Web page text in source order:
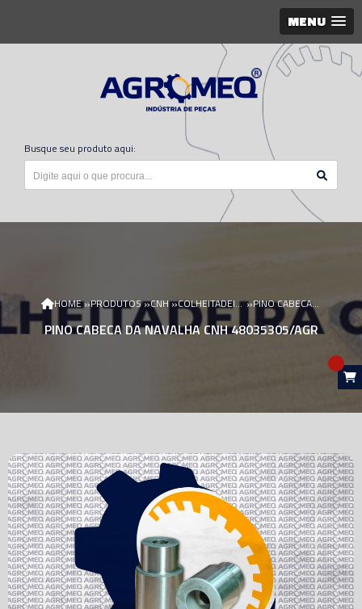
MENU
Busque seu produto aqui:
HOME»PRODUTOS»CNH» COLHEITADEIRA CNH » PINO CABECA DA NAVALHA CNH 48035305/AGR
PINO CABECA DA NAVALHA CNH 48035305/AGR